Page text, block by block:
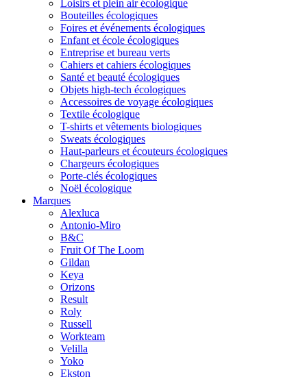
Loisirs et plein air écologique
Bouteilles écologiques
Foires et événements écologiques
Enfant et école écologiques
Entreprise et bureau verts
Cahiers et cahiers écologiques
Santé et beauté écologiques
Objets high-tech écologiques
Accessoires de voyage écologiques
Textile écologique
T-shirts et vêtements biologiques
Sweats écologiques
Haut-parleurs et écouteurs écologiques
Chargeurs écologiques
Porte-clés écologiques
Noël écologique
Marques
Alexluca
Antonio-Miro
B&C
Fruit Of The Loom
Gildan
Keya
Orizons
Result
Roly
Russell
Workteam
Velilla
Yoko
Ekston